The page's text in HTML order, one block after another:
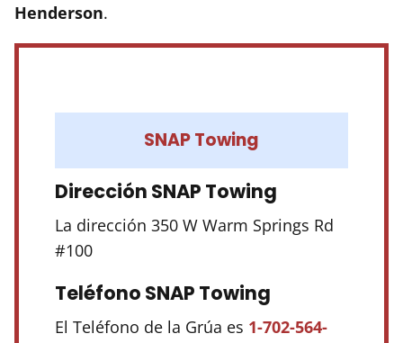
Henderson.
SNAP Towing
Dirección SNAP Towing
La dirección 350 W Warm Springs Rd
#100
Teléfono SNAP Towing
El Teléfono de la Grúa es 1-702-564-